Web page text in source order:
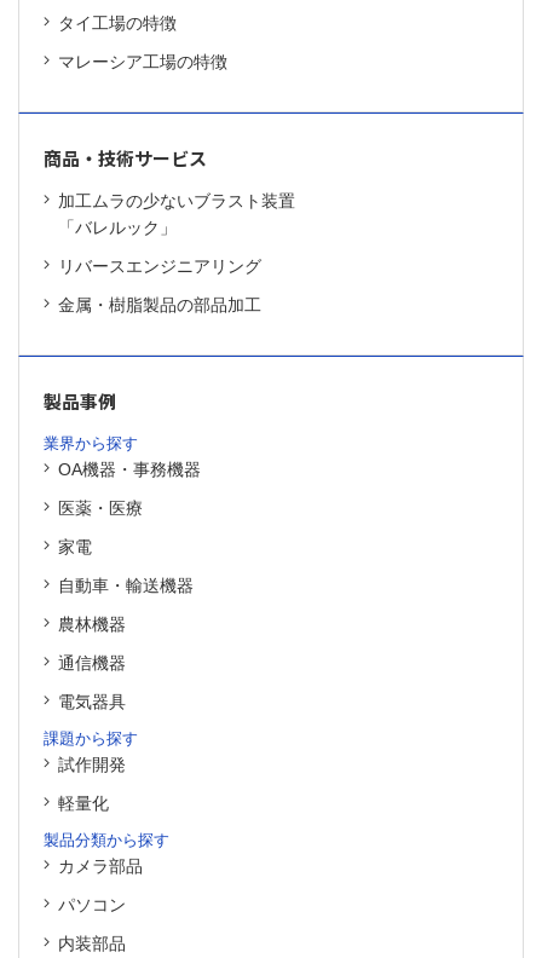
タイ工場の特徴
マレーシア工場の特徴
商品・技術サービス
加工ムラの少ないブラスト装置
「バレルック」
リバースエンジニアリング
金属・樹脂製品の部品加工
製品事例
業界から探す
OA機器・事務機器
医薬・医療
家電
自動車・輸送機器
農林機器
通信機器
電気器具
課題から探す
試作開発
軽量化
製品分類から探す
カメラ部品
パソコン
内装部品